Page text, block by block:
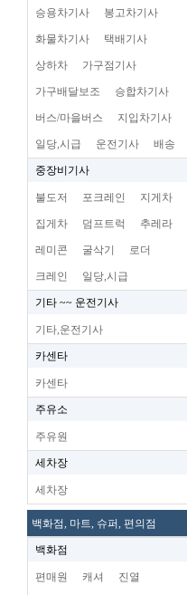
승용차기사 봉고차기사
화물차기사 택배기사
상하차 가구점기사
가구배달보조 승합차기사
버스/마을버스 지입차기사
일당,시급 운전기사 배송
중장비기사
불도저 포크레인 지게차
집게차 덤프트럭 추레라
레미콘 굴삭기 로더
크레인 일당,시급
기타 ~~ 운전기사
기타,운전기사
카센타
카센타
주유소
주유원
세차장
세차장
백화점, 마트, 슈퍼, 편의점
백화점
편매원 캐셔 진열